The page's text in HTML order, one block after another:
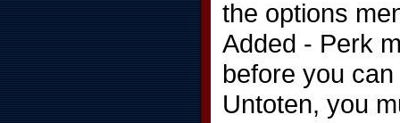
the options
Added - Perk
before you
Untoten, you